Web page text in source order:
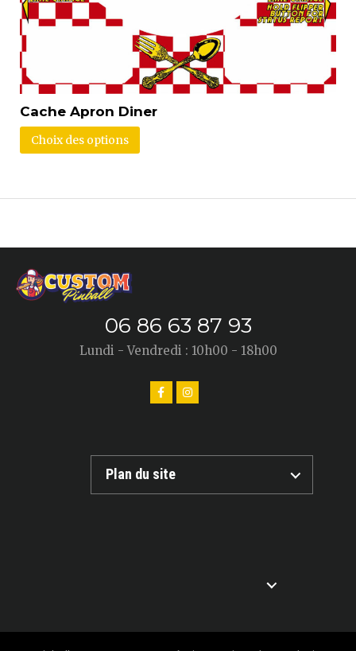
Cache Apron Diner
Choix des options
06 86 63 87 93
Lundi - Vendredi : 10h00 - 18h00
Plan du site